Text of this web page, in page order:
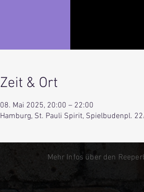
Zeit & Ort
08. Mai 2025, 20:00 – 22:00
Hamburg, St. Pauli Spirit, Spielbudenpl.
Mehr Infos über den